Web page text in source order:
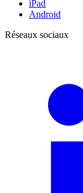
iPad
Android
Réseaux sociaux